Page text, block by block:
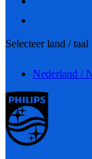
Selecteer land / taal
Nederland /